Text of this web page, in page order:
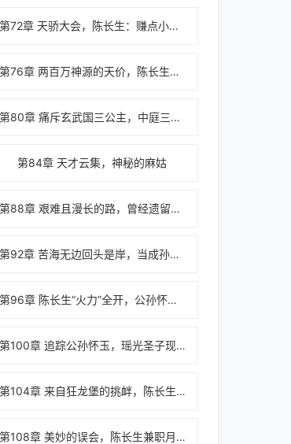
第72章 天骄大会，陈长生：赚点小钱钱
第76章 两百万神源的天价，陈长生赌石
第80章 痛斥玄武国三公主，中庭三大美人
第84章 天才云集，神秘的麻姑
第88章 艰难且漫长的路，曾经遗留下来的麻烦
第92章 苦海无边回头是岸，当成孙女来养
第96章 陈长生“火力”全开，公孙怀玉“败北”
第100章 追踪公孙怀玉，瑶光圣子现身
第104章 来自狂龙堡的挑衅，陈长生：呜呜！他们欺负我
第108章 美妙的误会，陈长生兼职月老